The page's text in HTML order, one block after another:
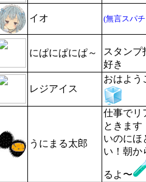
イオ (無言スパ
にぱにぱにぱ～
スタンプ
好き
レジアイス
おはよう
うにまる太郎
仕事でリ
ときます
いのにほ
い！朝か
るよ〜